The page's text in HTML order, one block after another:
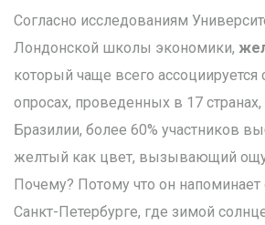
Согласно исследованиям
Лондонской школы экономики,
который чаще всего ассоциируется
опросах, проведенных в 17
Бразилии, более 60% участников
желтый как цвет, вызывающий
Почему? Потому что он
Санкт-Петербурге, где зимой